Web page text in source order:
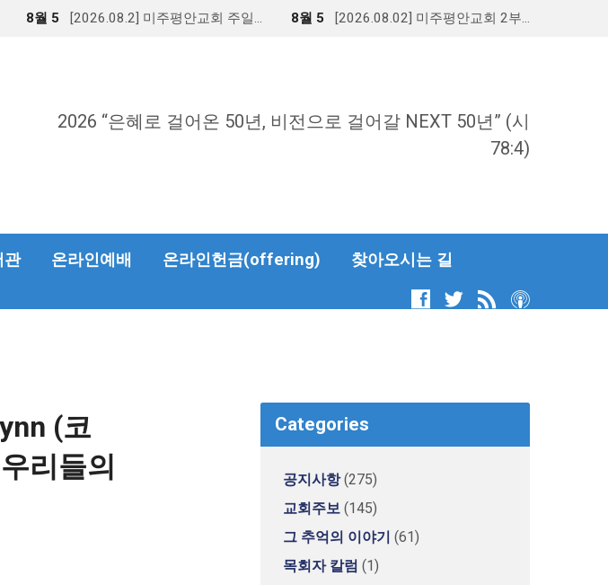
8월 5 [2026.08.2] 미주평안교회 주일… 8월 5 [2026.08.02] 미주평안교회 2부…
2026 “은혜로 걸어온 50년, 비전으로 걸어갈 NEXT 50년” (시
78:4)
관 온라인예배 온라인헌금(offering) 찾아오시는 길
(코
리들의
Categories
공지사항(275)
교회주보 (145)
그 추억의 이야기 (61)
목회자 칼럼 (1)